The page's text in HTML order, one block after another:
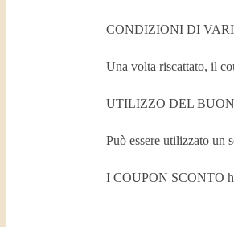
CONDIZIONI DI
Una volta riscattato, il
UTILIZZO DEL
Può essere utilizzato un
I COUPON SCONTO